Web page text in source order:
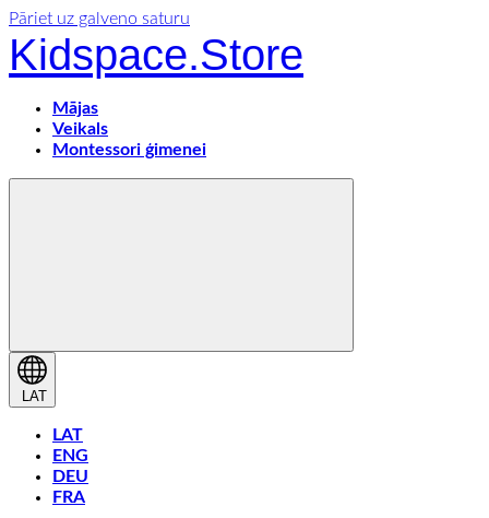
Pāriet uz galveno saturu
Kidspace.Store
Mājas
Veikals
Montessori ģimenei
LAT
LAT
ENG
DEU
FRA